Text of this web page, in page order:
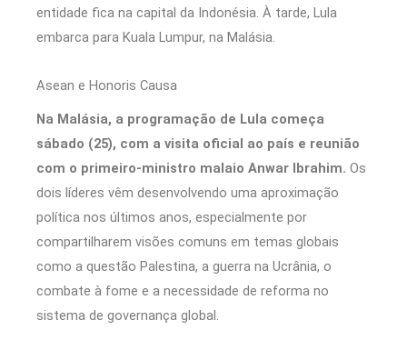
entidade fica na capital da Indonésia. À tarde, Lula
embarca para Kuala Lumpur, na Malásia.
Asean e Honoris Causa
Na Malásia, a programação de Lula começa
sábado (25), com a visita oficial ao país e reunião
com o primeiro-ministro malaio Anwar Ibrahim. Os
dois líderes vêm desenvolvendo uma aproximação
política nos últimos anos, especialmente por
compartilharem visões comuns em temas globais
como a questão Palestina, a guerra na Ucrânia, o
combate à fome e a necessidade de reforma no
sistema de governança global.